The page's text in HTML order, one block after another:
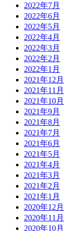
2022年7月
2022年6月
2022年5月
2022年4月
2022年3月
2022年2月
2022年1月
2021年12月
2021年11月
2021年10月
2021年9月
2021年8月
2021年7月
2021年6月
2021年5月
2021年4月
2021年3月
2021年2月
2021年1月
2020年12月
2020年11月
2020年10月